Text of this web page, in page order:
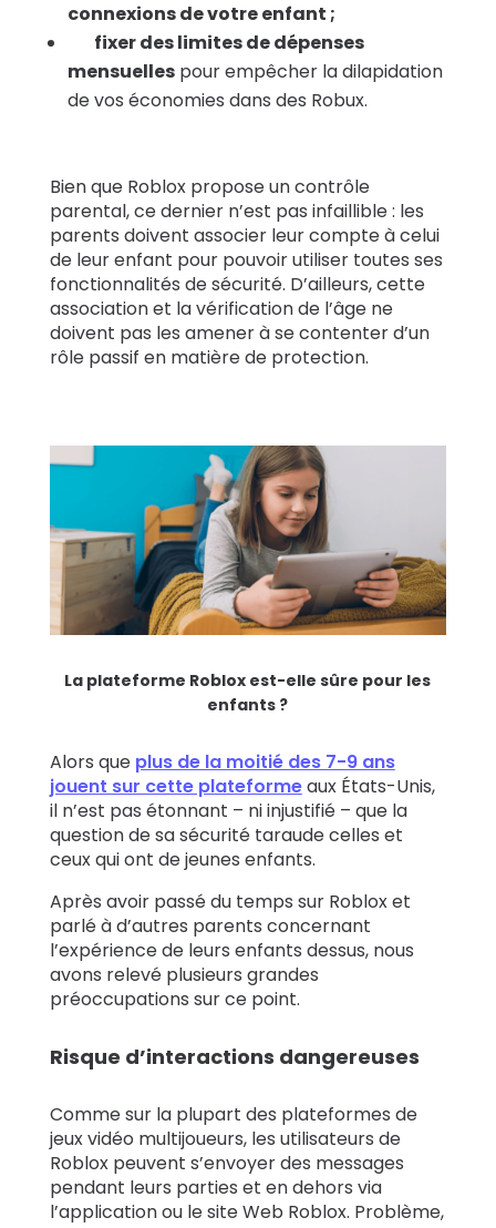
connexions de votre enfant ;
fixer des limites de dépenses
mensuellespour empêcher la dilapidation
de vos économies dans des Robux.
Bien que Roblox propose un contrôle
parental, ce dernier n’est pas infaillible : les
parents doivent associer leur compte à celui
de leur enfant pour pouvoir utiliser toutes ses
fonctionnalités de sécurité. D’ailleurs, cette
association et la vérification de l’âge ne
doivent pas les amener à se contenter d’un
rôle passif en matière de protection.
La plateforme Roblox est-elle sûre pour les
enfants ?
Alors que plus de la moitié des 7-9 ans
jouent sur cette plateformeaux États-Unis,
il n’est pas étonnant – ni injustifié – que la
question de sa sécurité taraude celles et
ceux qui ont de jeunes enfants.
Après avoir passé du temps sur Roblox et
parlé à d’autres parents concernant
l’expérience de leurs enfants dessus, nous
avons relevé plusieurs grandes
préoccupations sur ce point.
Risque d’interactions dangereuses
Comme sur la plupart des plateformes de
jeux vidéo multijoueurs, les utilisateurs de
Roblox peuvent s’envoyer des messages
pendant leurs parties et en dehors via
l’application ou le site Web Roblox. Problème,